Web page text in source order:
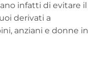
infatti di evitare il
derivati a
anziani e donne in